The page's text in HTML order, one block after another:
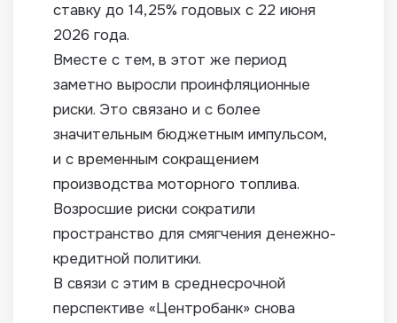
ставку до 14,25% годовых с 22 июня
2026 года.
Вместе с тем, в этот же период
заметно выросли проинфляционные
риски. Это связано и с более
значительным бюджетным импульсом,
и с временным сокращением
производства моторного топлива.
Возросшие риски сократили
пространство для смягчения денежно-
кредитной политики.
В связи с этим в среднесрочной
перспективе «Центробанк» снова